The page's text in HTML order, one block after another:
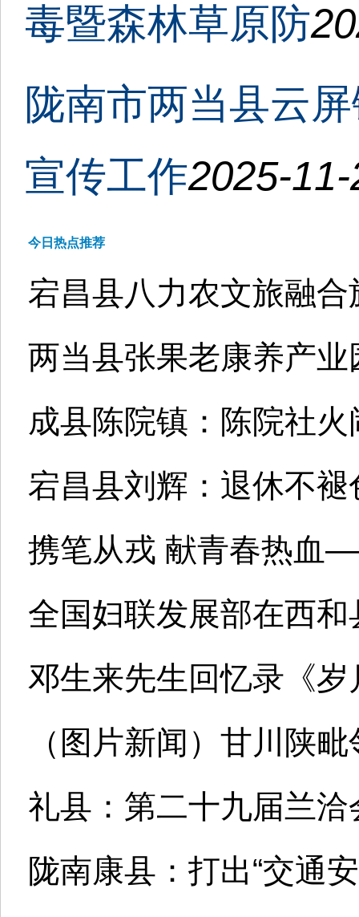
毒暨森林草原防
陇南市两当县云
宣传工作2025-
今日热点推荐
宕昌县八力农文旅融
两当县张果老康养产业
成县陈院镇：陈院社
宕昌县刘辉：退休不
携笔从戎 献青春热血
全国妇联发展部在西
邓生来先生回忆录《
（图片新闻）甘川陕
礼县：第二十九届兰
陇南康县：打出“交通